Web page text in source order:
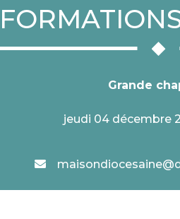
Grande
jeudi 04 décembre